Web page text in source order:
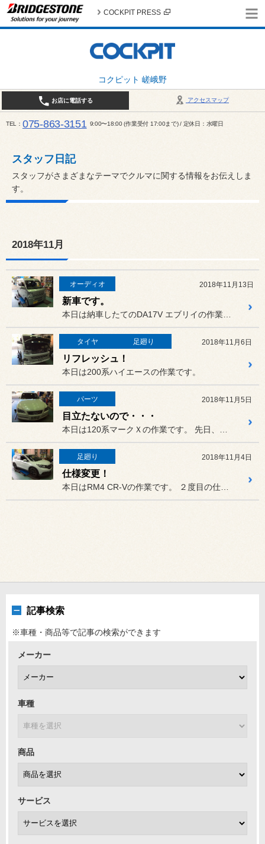
コクピット 嵯峨野
COCKPIT PRESS
アクセスマップ
お店に電話する
TEL 075-863-3151 9:00〜18:00 (作業受付 17:00まで) / 定休日：水曜日
スタッフ日記
スタッフがさまざまなテーマでクルマに関する情報をお伝えしま
す。
2018年11月
オーディオ 2018年11月13日
新車です。
タイヤ 足廻り 2018年11月6日
リフレッシュ！
本日は200系ハイエースの作業です。
パーツ 2018年11月5日
目立たないので・・・
足廻り 2018年11月4日
仕様変更！
記事検索
※車種・商品等で記事の検索ができます
メーカー
車種
商品
サービス